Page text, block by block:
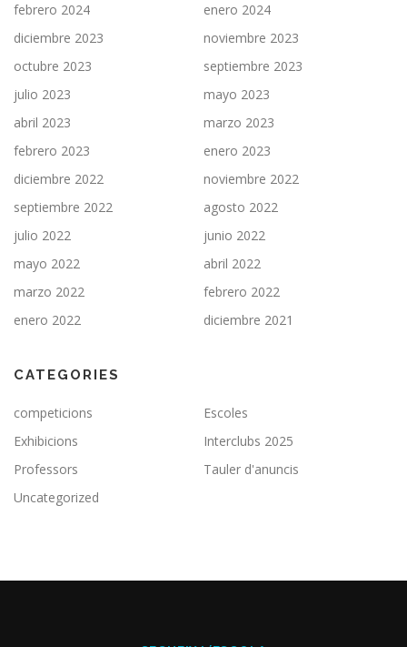
febrero 2024
enero 2024
diciembre 2023
noviembre 2023
octubre 2023
septiembre 2023
julio 2023
mayo 2023
abril 2023
marzo 2023
febrero 2023
enero 2023
diciembre 2022
noviembre 2022
septiembre 2022
agosto 2022
julio 2022
junio 2022
mayo 2022
abril 2022
marzo 2022
febrero 2022
enero 2022
diciembre 2021
CATEGORIES
competicions
Escoles
Exhibicions
Interclubs 2025
Professors
Tauler d'anuncis
Uncategorized